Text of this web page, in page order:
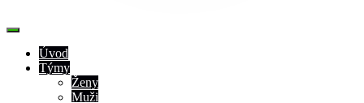
Úvod
Týmy
Ženy
Muži